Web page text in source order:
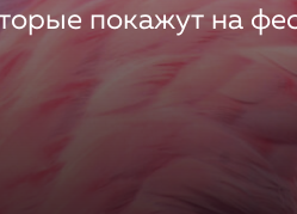
покажут на